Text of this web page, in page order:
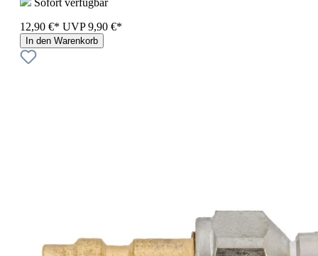
Sofort verfügbar
12,90 €* UVP 9,90 €*
In den Warenkorb